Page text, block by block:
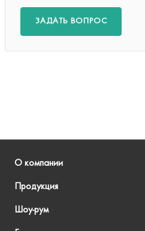
ЗАДАТЬ ВОПРОС
О компании
Продукция
Шоу-рум